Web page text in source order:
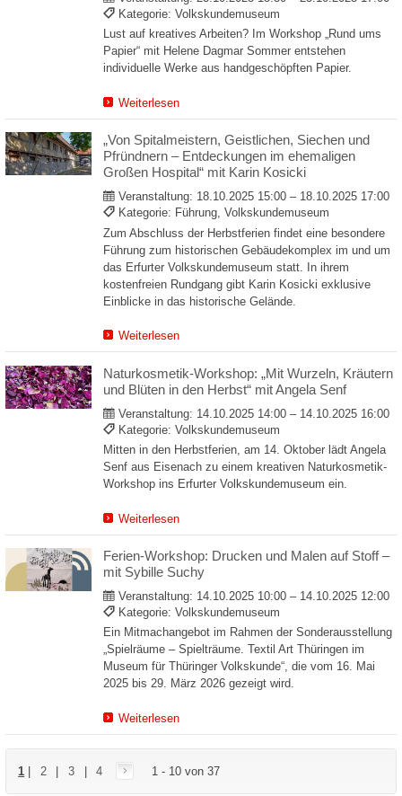
Kategorie: Volkskundemuseum
Lust auf kreatives Arbeiten? Im Workshop „Rund ums
Papier“ mit Helene Dagmar Sommer entstehen
individuelle Werke aus handgeschöpften Papier.
Weiterlesen
„Von Spitalmeistern, Geistlichen, Siechen und
Pfründnern – Entdeckungen im ehemaligen
Großen Hospital“ mit Karin Kosicki
Veranstaltung: 18.10.2025 15:00 – 18.10.2025 17:00
Kategorie: Führung, Volkskundemuseum
Zum Abschluss der Herbstferien findet eine besondere
Führung zum historischen Gebäudekomplex im und um
das Erfurter Volkskundemuseum statt. In ihrem
kostenfreien Rundgang gibt Karin Kosicki exklusive
Einblicke in das historische Gelände.
Weiterlesen
Naturkosmetik-Workshop: „Mit Wurzeln, Kräutern
und Blüten in den Herbst“ mit Angela Senf
Veranstaltung: 14.10.2025 14:00 – 14.10.2025 16:00
Kategorie: Volkskundemuseum
Mitten in den Herbstferien, am 14. Oktober lädt Angela
Senf aus Eisenach zu einem kreativen Naturkosmetik-
Workshop ins Erfurter Volkskundemuseum ein.
Weiterlesen
Ferien-Workshop: Drucken und Malen auf Stoff –
mit Sybille Suchy
Veranstaltung: 14.10.2025 10:00 – 14.10.2025 12:00
Kategorie: Volkskundemuseum
Ein Mitmachangebot im Rahmen der Sonderausstellung
„Spielräume – Spielträume. Textil Art Thüringen im
Museum für Thüringer Volkskunde“, die vom 16. Mai
2025 bis 29. März 2026 gezeigt wird.
Weiterlesen
1 2 3 4 1 - 10 von 37